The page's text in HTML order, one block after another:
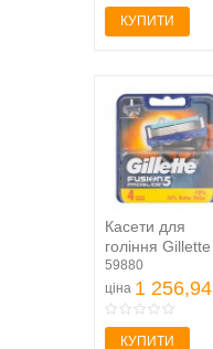
КУПИТИ
Касети для
гоління Gillette
Fusion ProGlide
змінні 4шт
59880
ціна 1 256,94 грн
КУПИТИ